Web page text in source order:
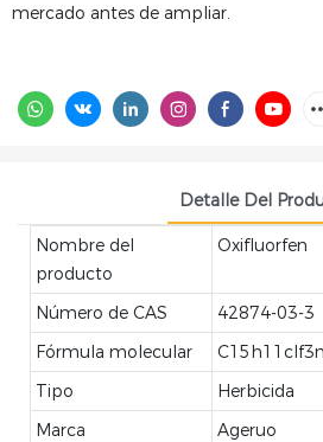
mercado antes de ampliar.
Detalle Del
Nombre del
producto
Oxifluorfen
Número de CAS
42874-03-3
Fórmula molecular
Tipo
Herbicida
Marca
Ageruo